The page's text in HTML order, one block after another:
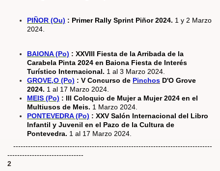
PIÑOR (Ou) : Primer Rally Sprint Piñor 2024. 1 y 2 Marzo
2024.
BAIONA (Po) : XXVIII Fiesta de la Arribada de la
Carabela Pinta 2024 en Baiona Fiesta de Interés
Turístico Internacional. 1 al 3 Marzo 2024.
GROVE,O (Po) : V Concurso de Pinchos D'O Grove
2024. 1 al 17 Marzo 2024.
MEIS (Po) : III Coloquio de Mujer a Mujer 2024 en el
Multiusos de Meis. 1 Marzo 2024.
PONTEVEDRA (Po) : XXV Salón Internacional del Libro
Infantil y Juvenil en el Pazo de la Cultura de
Pontevedra. 1 al 17 Marzo 2024.
---------------------------------------------------------------------------------
-------------------------------
2